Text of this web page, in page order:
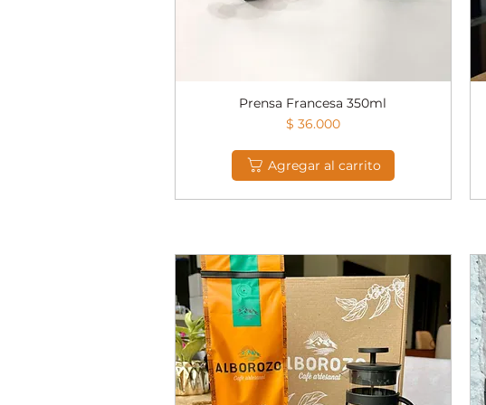
Vista rápida
Prensa Francesa 350ml
Precio
$ 36.000
Agregar al carrito